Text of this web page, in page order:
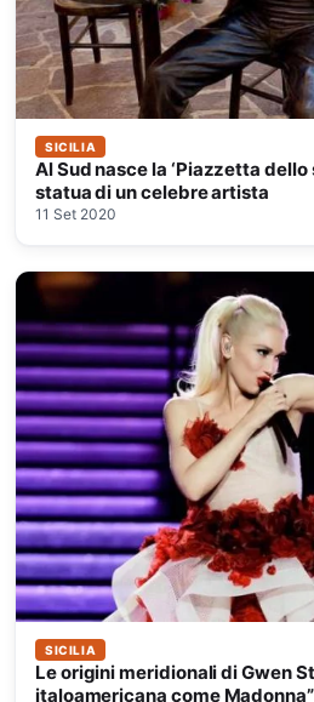
SICILIA
Al Sud nasce la ‘Piazzetta dello
statua di un celebre artista
11 Set 2020
SICILIA
Le origini meridionali di Gwen
italoamericana come Madonna”